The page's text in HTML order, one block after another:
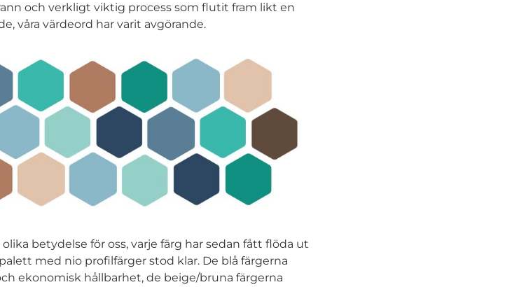
och verkligt viktig process som flutit fram likt en
våra värdeord har varit avgörande.
betydelse för oss, varje färg har sedan fått flöda ut
med nio profilfärger stod klar. De blå färgerna
ekonomisk hållbarhet, de beige/bruna färgerna